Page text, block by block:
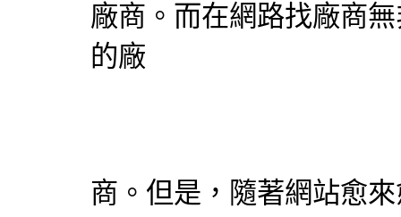
廠商。而在網路找廠商
的廠
商。但是，隨著網站愈